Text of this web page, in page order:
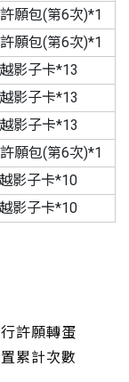
願包(第6次)*1
願包(第6次)*1
影子卡*13
影子卡*13
影子卡*13
願包(第6次)*1
影子卡*10
影子卡*10
許願轉蛋
累計次數